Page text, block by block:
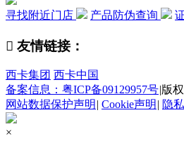
寻找附近门店 产品防伪查询
 友情链接：
西卡集团 西卡中国
备案信息：粤ICP备09129957号|版
网站数据保护声明 | Cookie声明 | 隐
×